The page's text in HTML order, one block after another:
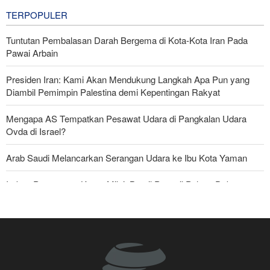
TERPOPULER
Tuntutan Pembalasan Darah Bergema di Kota-Kota Iran Pada
Pawai Arbain
Presiden Iran: Kami Akan Mendukung Langkah Apa Pun yang
Diambil Pemimpin Palestina demi Kepentingan Rakyat
Mengapa AS Tempatkan Pesawat Udara di Pangkalan Udara
Ovda di Israel?
Arab Saudi Melancarkan Serangan Udara ke Ibu Kota Yaman
Imbas Pernyataan Kasar Milei; Brasil Panggil Pulang Dubes
Militer Yaman Serang Kapal Tanker Minyak Saudi